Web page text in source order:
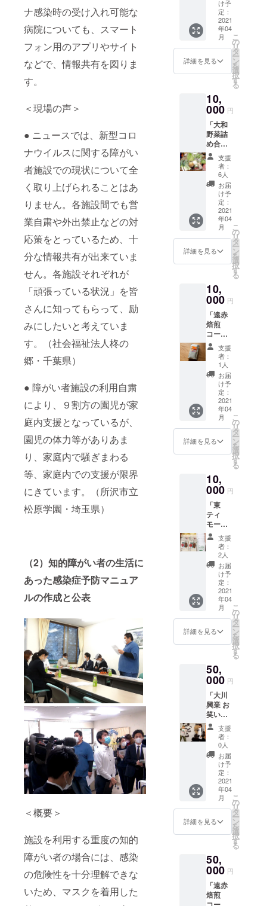
ナ感染時の受け入れ可能な
病院についても、スマート
フォン用のアプリやサイト
などで、情報共有を図りま
す。
＜現場の声＞
● ニュースでは、新型コロ
ナウイルスに関する障がい
者施設での現状について全
く取り上げられることはあ
りません。各施設間でも営
業自粛や外出禁止などの対
応策をとっているため、十
分な情報共有が出来ていま
せん。各施設それぞれが
「頑張っている状況」を皆
さんに知ってもらって、励
みにしたいと考えていま
す。（社会福祉法人柊の
郷・千葉県）
● 障がい者施設の利用自粛
により、９割方の園児が家
庭内支援となっているが、
園児の体力等がありあま
り、家庭内で騒ぎまわる
等、家庭内での支援が限界
にきています。（所沢市立
松原学園・埼玉県）
（2）知的障がい者の生活に
あった感染症予防マニュア
ルの作成と公表
＜概要＞
施設を利用する重度の知的
障がい者の場合には、感染
の危険性を十分理解できな
いため、マスクを着用した
り）」
「ポス
トカー
ド3枚
セッ
ト」
け予
定：
2021
年04
月
詳細を見る
こ
の
リ
タ
ー
ン
を
選
択
す
る
10,
000 円
「大和
野菜詰
め合わ
せ」
「ポス
トカー
ド3枚
セッ
ト」
支援
者：
6人
お届
け予
定：
2021
年04
月
詳細を見る
こ
の
リ
タ
ー
ン
を
選
択
す
る
10,
000 円
「遠赤
焙煎
コー
ヒー豆
（粉
200g）
」「北
海道ラ
スク10
枚入り
×2」
「ポス
トカー
ド3枚
セッ
ト」
支援
者：
1人
お届
け予
定：
2021
年04
月
詳細を見る
こ
の
リ
タ
ー
ン
を
選
択
す
る
10,
000 円
「東
ティ
モール
産コー
ヒー
豆」
「ポス
トカー
ド3枚
セッ
ト」
支援
者：
2人
お届
け予
定：
2021
年04
月
詳細を見る
こ
の
リ
タ
ー
ン
を
選
択
す
る
50,
000 円
「大川
興業 お
笑い公
演 招待
券」
「大川
豊総裁
直筆サ
イン色
紙」
「大和
野菜詰
め合わ
せ
（大）
」「ポ
カード3
枚セッ
ト」
支援
者：
0人
お届
け予
定：
2021
年04
月
詳細を見る
こ
の
リ
タ
ー
ン
を
選
択
す
る
50,
000 円
「遠赤
焙煎